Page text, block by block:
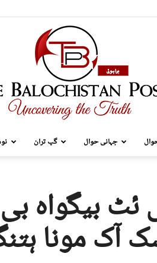
Brahui
جہانی حوال گپ تران
بیگواہ
آک مونا